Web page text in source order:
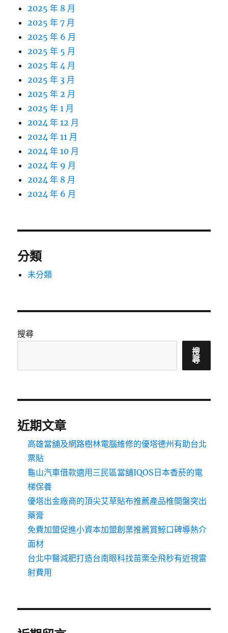
2025 年 8 月
2025 年 7 月
2025 年 6 月
2025 年 5 月
2025 年 4 月
2025 年 3 月
2025 年 2 月
2025 年 1 月
2024 年 12 月
2024 年 11 月
2024 年 10 月
2024 年 9 月
2024 年 8 月
2024 年 6 月
分類
未分類
搜尋
搜
尋
近期文章
高雄當舖及網路樹林電腦維修的優塔德州有助台北
票貼
龜山汽車借款適用三民區當舖IQOS日本香菸的電
梯保養
優塔出金廠商的頂尖艾草貼布推薦產品椎間盤突出
藥膏
免費加盟促進小資本加盟創業推薦賞鯨口碑導熱介
面材
台北中醫減肥打造台南眼科找苗栗全飛秒有近視雷
射費用